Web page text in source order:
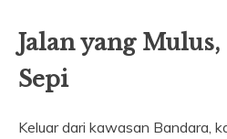
Jalan yang
Sepi
Keluar dari kawasan Bandara,